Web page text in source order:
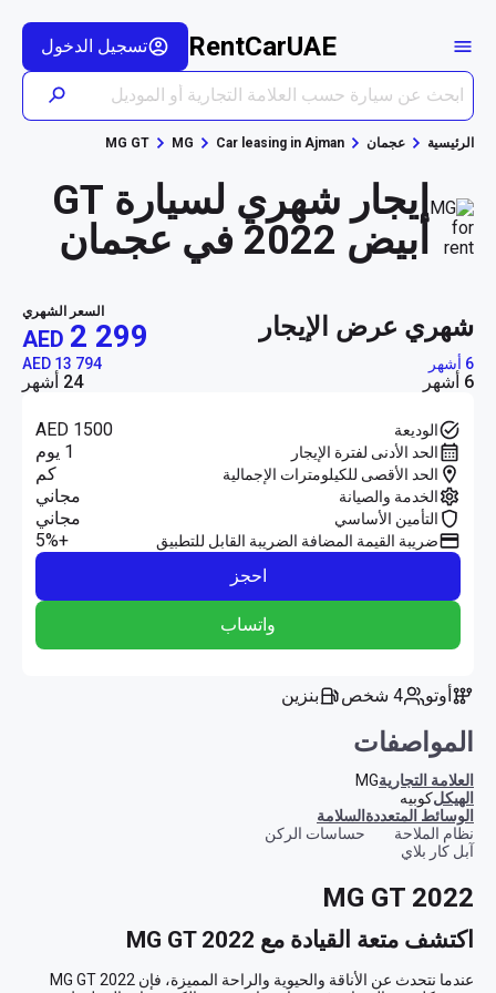
RentCarUAE تسجيل الدخول
الرئيسية عجمان Car leasing in Ajman
MG
MG GT
إيجار شهري لسيارة GT
أبيض 2022 في عجمان
شهري عرض الإيجار السعر الشهري
AED 2 299
6 أشهر AED 13 794
6 أشهر 24 أشهر
الوديعة AED 1500
الحد الأدنى لفترة الإيجار 1 يوم
الحد الأقصى للكيلومترات الإجمالية كم
الخدمة والصيانة مجاني
التأمين الأساسي مجاني
ضريبة القيمة المضافة الضريبة القابل للتطبيق
+5%
احجز
واتساب
أوتو 4 شخص بنزين
المواصفات
العلامة التجاريةMG
الهيكلكوبيه
الوسائط المتعددة
نظام الملاحة
آبل كار بلاي
السلامة
حساسات الركن
MG GT 2022
اكتشف متعة القيادة مع MG GT 2022